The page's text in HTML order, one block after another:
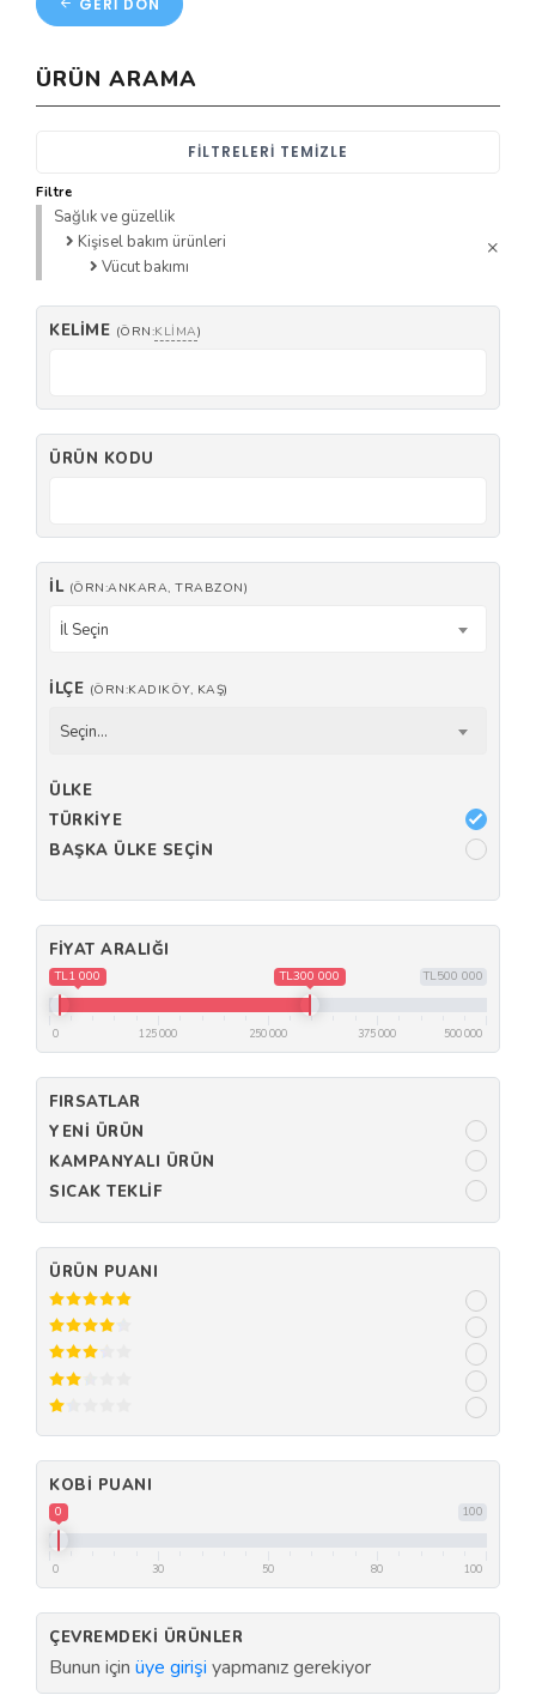
GERI DÖN
ÜRÜN ARAMA
FILTRELERI TEMIZLE
Filtre
Sağlık ve güzellik
Kişisel bakım ürünleri
Vücut bakımı
KELIME (ÖRN:KLIMA)
ÜRÜN KODU
İL (ÖRN:ANKARA, TRABZON)
İl Seçin
İLÇE (ÖRN:KADIKÖY, KAŞ)
Seçin...
ÜLKE
TÜRKIYE
BAŞKA ÜLKE SEÇIN
FIYAT ARALIĞI
TL500 000
TL1 000 TL300 000
0 125 000 250 000 375 000 500 000
FIRSATLAR
YENI ÜRÜN
KAMPANYALI ÜRÜN
SICAK TEKLIF
ÜRÜN PUANI
KOBI PUANI
100
0
0 30 50 80 100
ÇEVREMDEKI ÜRÜNLER
Bunun için üye girişi yapmanız gerekiyor